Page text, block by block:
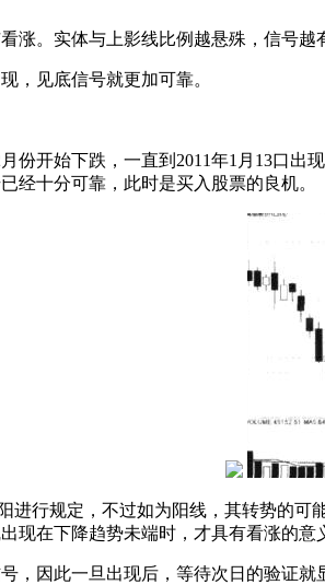
涨。实体与上影线比例越悬殊，信号越
，见底信号就更加可靠。
份开始下跌，一直到2011年1月13口
经十分可靠，此时是买入股票的良机。
行规定，不过如为阳线，其转势的可
现在下降趋势未端时，才具有看涨的
，因此一旦出现后，等待次日的验证